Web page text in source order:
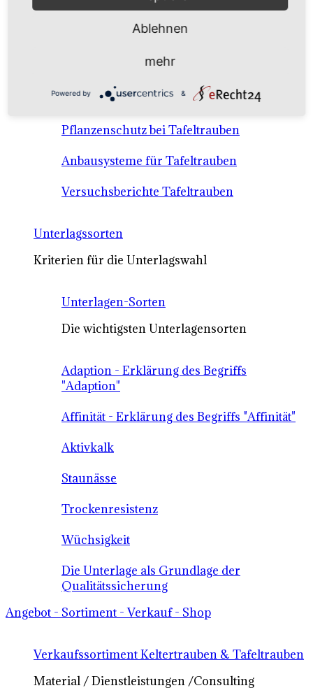
Anbausysteme & Recht
Tafeltrauben A-Z Sortenbeschreibungen
Tafeltraubenanbau - rechtliche
Voraussetzungen
Pflanzenschutz bei Tafeltrauben
Anbausysteme für Tafeltrauben
Versuchsberichte Tafeltrauben
Unterlagssorten
Kriterien für die Unterlagswahl
Unterlagen-Sorten
Die wichtigsten Unterlagensorten
Adaption - Erklärung des Begriffs
"Adaption"
Affinität - Erklärung des Begriffs "Affinität"
Aktivkalk
Staunässe
Trockenresistenz
Wüchsigkeit
Die Unterlage als Grundlage der
Qualitätssicherung
Angebot - Sortiment - Verkauf - Shop
Verkaufssortiment Keltertrauben & Tafeltrauben
Material / Dienstleistungen /Consulting
Ablehnen
mehr
Powered by &